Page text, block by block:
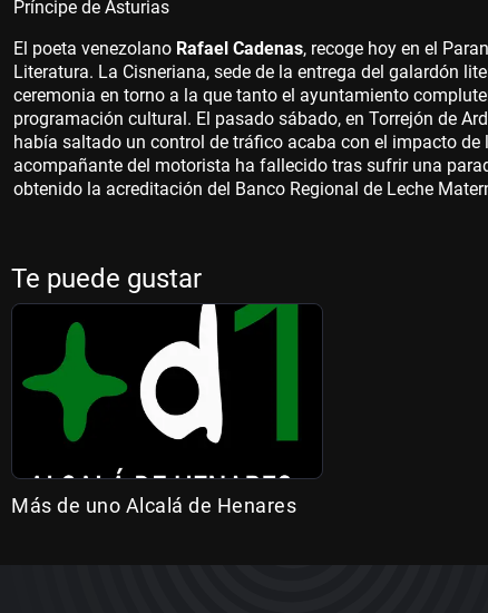
Príncipe de Asturias
El poeta venezolano Rafael Cadenas, recoge hoy en el
Literatura. La Cisneriana, sede de la entrega del galardón
ceremonia en torno a la que tanto el ayuntamiento
programación cultural. El pasado sábado, en Torrejón de
había saltado un control de tráfico acaba con el impacto
acompañante del motorista ha fallecido tras sufrir una
obtenido la acreditación del Banco Regional de Leche
Te puede gustar
Más de uno Alcalá de Henares